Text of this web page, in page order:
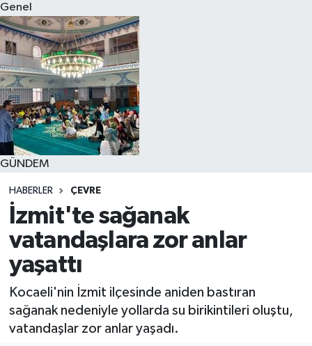
Genel
GÜNDEM
HABERLER ÇEVRE
İzmit'te sağanak
vatandaşlara zor anlar
yaşattı
Kocaeli'nin İzmit ilçesinde aniden bastıran
sağanak nedeniyle yollarda su birikintileri oluştu,
vatandaşlar zor anlar yaşadı.
Haber Arşivi